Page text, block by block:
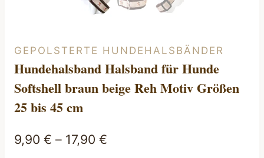
GEPOLSTERTE HUNDEHALSBÄNDER
Hundehalsband Halsband für Hunde
Softshell braun beige Reh Motiv Größen
25 bis 45 cm
9,90 € – 17,90 €